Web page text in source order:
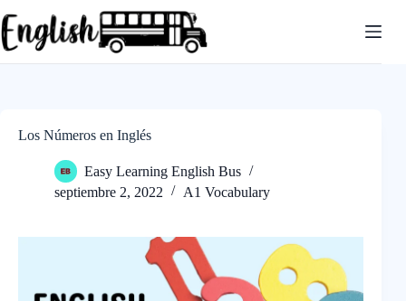
al
contenido
Los Números en Inglés
Easy Learning English Bus
septiembre 2, 2022
A1 Vocabulary